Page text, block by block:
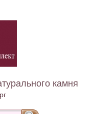
камня